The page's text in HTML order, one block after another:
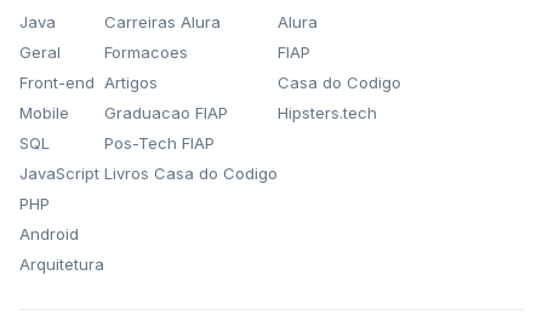
Java
Geral
Front-end
Mobile
SQL
JavaScript
PHP
Android
Arquitetura
Carreiras Alura
Formacoes
Artigos
Graduacao FIAP
Pos-Tech FIAP
Livros Casa do Codigo
Alura
FIAP
Casa do Codigo
Hipsters.tech